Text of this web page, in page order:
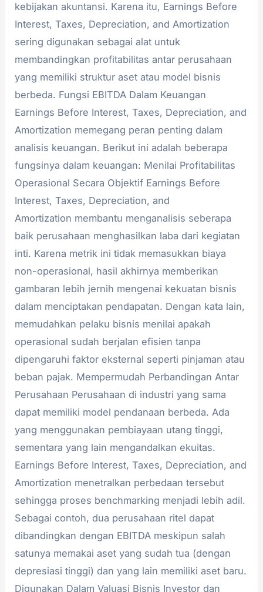
kebijakan akuntansi. Karena itu, Earnings Before
Interest, Taxes, Depreciation, and Amortization
sering digunakan sebagai alat untuk
membandingkan profitabilitas antar perusahaan
yang memiliki struktur aset atau model bisnis
berbeda. Fungsi EBITDA Dalam Keuangan
Earnings Before Interest, Taxes, Depreciation, and
Amortization memegang peran penting dalam
analisis keuangan. Berikut ini adalah beberapa
fungsinya dalam keuangan: Menilai Profitabilitas
Operasional Secara Objektif Earnings Before
Interest, Taxes, Depreciation, and
Amortization membantu menganalisis seberapa
baik perusahaan menghasilkan laba dari kegiatan
inti. Karena metrik ini tidak memasukkan biaya
non-operasional, hasil akhirnya memberikan
gambaran lebih jernih mengenai kekuatan bisnis
dalam menciptakan pendapatan. Dengan kata lain,
memudahkan pelaku bisnis menilai apakah
operasional sudah berjalan efisien tanpa
dipengaruhi faktor eksternal seperti pinjaman atau
beban pajak. Mempermudah Perbandingan Antar
Perusahaan Perusahaan di industri yang sama
dapat memiliki model pendanaan berbeda. Ada
yang menggunakan pembiayaan utang tinggi,
sementara yang lain mengandalkan ekuitas.
Earnings Before Interest, Taxes, Depreciation, and
Amortization menetralkan perbedaan tersebut
sehingga proses benchmarking menjadi lebih adil.
Sebagai contoh, dua perusahaan ritel dapat
dibandingkan dengan EBITDA meskipun salah
satunya memakai aset yang sudah tua (dengan
depresiasi tinggi) dan yang lain memiliki aset baru.
Digunakan Dalam Valuasi Bisnis Investor dan